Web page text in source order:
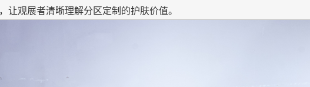
让观展者清晰理解分区定制的护肤价值。